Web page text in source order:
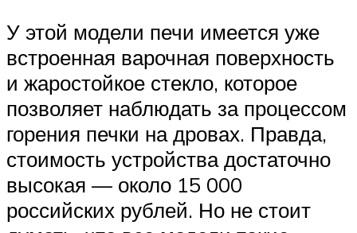
У этой модели печи имеется уже
встроенная варочная поверхность
и жаростойкое стекло, которое
позволяет наблюдать за процессом
горения печки на дровах. Правда,
стоимость устройства достаточно
высокая — около 15 000
российских рублей. Но не стоит